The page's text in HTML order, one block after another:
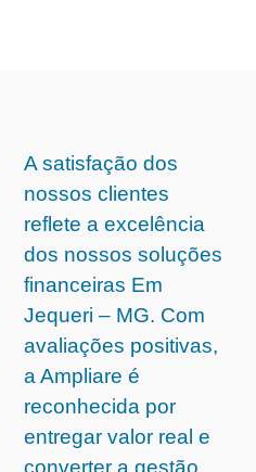
A satisfação dos
nossos clientes
reflete a excelência
dos nossos soluções
financeiras Em
Jequeri – MG. Com
avaliações positivas,
a Ampliare é
reconhecida por
entregar valor real e
converter a gestão